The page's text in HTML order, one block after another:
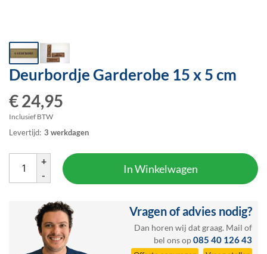
Ga
naar
het
begin
van
de
Deurbordje Garderobe 15 x 5 cm
€ 24,95
Inclusief BTW
Levertijd: 3 werkdagen
Vragen of advies nodig?
Dan horen wij dat graag. Mail of
bel ons op085 40 126 43
+
-
In Winkelwagen